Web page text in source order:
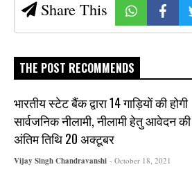
Share This
THE POST RECOMMENDS
भारतीय स्टेट बैंक द्वारा 14 गाड़ियों की होगी
सार्वजनिक नीलामी, नीलामी हेतु आवेदन की
अंतिम तिथि 20 अक्टूबर
Vijay Singh Chandravanshi - October 18, 2021